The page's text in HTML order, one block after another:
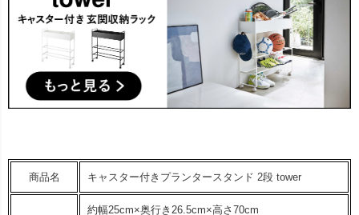
商品名 キャスター付きプランタースタンド 2段 tower
約幅25cm×奥行き26.5cm×高さ70cm